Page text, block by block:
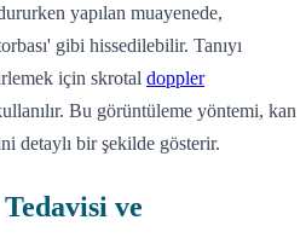
yapılan muayenede,
gibi hissedilebilir. Tanıyı
için skrotal doppler
Bu görüntüleme yöntemi, kan
detaylı bir şekilde gösterir.
ve